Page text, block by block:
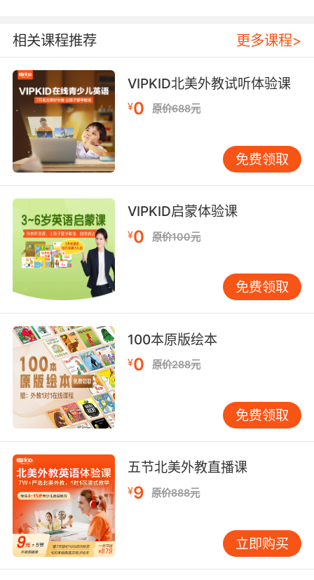
在学习母语时，也是从听发音、模仿开始，逐渐
建立对语音的感知。自然拼读将英语的发音规则
简化并系统地教授给学生，让他们像学习母语一
样自然地掌握英语发音。对于英语启蒙阶段的学
生来说，这是一种行之有效的教学方法。
在VIPKID的教学实践中，许多学员通过自然拼读
课程，早早地开启了自主阅读的大门。他们在学
习过程中，逐渐建立起对英语的语感，为后续的
握了基本的发音规律后，能够自主阅读简单的绘
本，这进一步激发了他们对英语学习的热爱。
基础要求，规则例外
然而，自然拼读教学法对学习者的基础有一定要
求。它需要学生具备一定的听力辨音能力和口语
表达能力，才能更好地感知和模仿发音。对于那
些没有经过良好语音启蒙的学生来说，学习起来
可能会有一定的困难。例如，一些年龄较小且没
有接触过英语的孩子，可能在初期难以准确区分
相似发音的字母组合。
而且，英语中存在大量的不规则发音现象，这是
自然拼读教学法面临的挑战。虽然大部分单词遵
循一定的发音规则，但总有例外情况。比如
“colonel”这个单词，它的发音与拼写差异较大，
容易给学生造成困扰。这些不规则发音需要学生
额外花费时间和精力去记忆，增加了学习的难
度。
系统不足，文化差异
相关课程推荐 更多课程>
VIPKID北美外教试听体验课
¥0 原价688元
免费领取
VIPKID启蒙体验课
¥0 原价100元
免费领取
100本原版绘本
¥0 原价288元
免费领取
五节北美外教直播课
¥9 原价888元
立即购买